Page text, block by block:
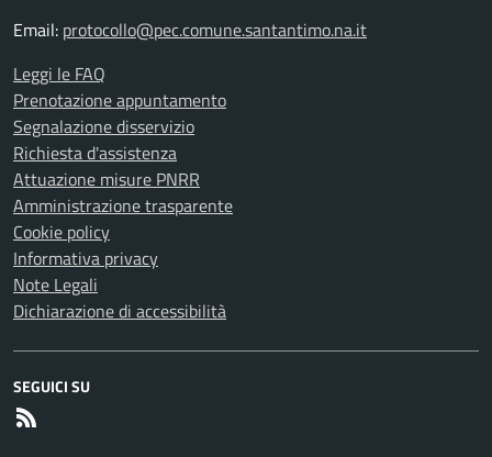
Email: protocollo@pec.comune.santantimo.na.it
Leggi le FAQ
Prenotazione appuntamento
Segnalazione disservizio
Richiesta d'assistenza
Attuazione misure PNRR
Amministrazione trasparente
Cookie policy
Informativa privacy
Note Legali
Dichiarazione di accessibilità
SEGUICI SU